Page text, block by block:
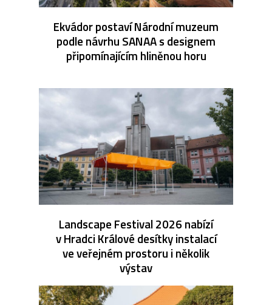
Ekvádor postaví Národní muzeum
podle návrhu SANAA s designem
připomínajícím hliněnou horu
Landscape Festival 2026 nabízí
v Hradci Králové desítky instalací
ve veřejném prostoru i několik
výstav